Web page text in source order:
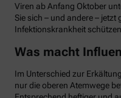
Viren ab Anfang Oktober
Sie sich – und andere – jetzt
Infektionskrankheit schützen.
Was macht
Im Unterschied zur
nur die oberen Atemwege